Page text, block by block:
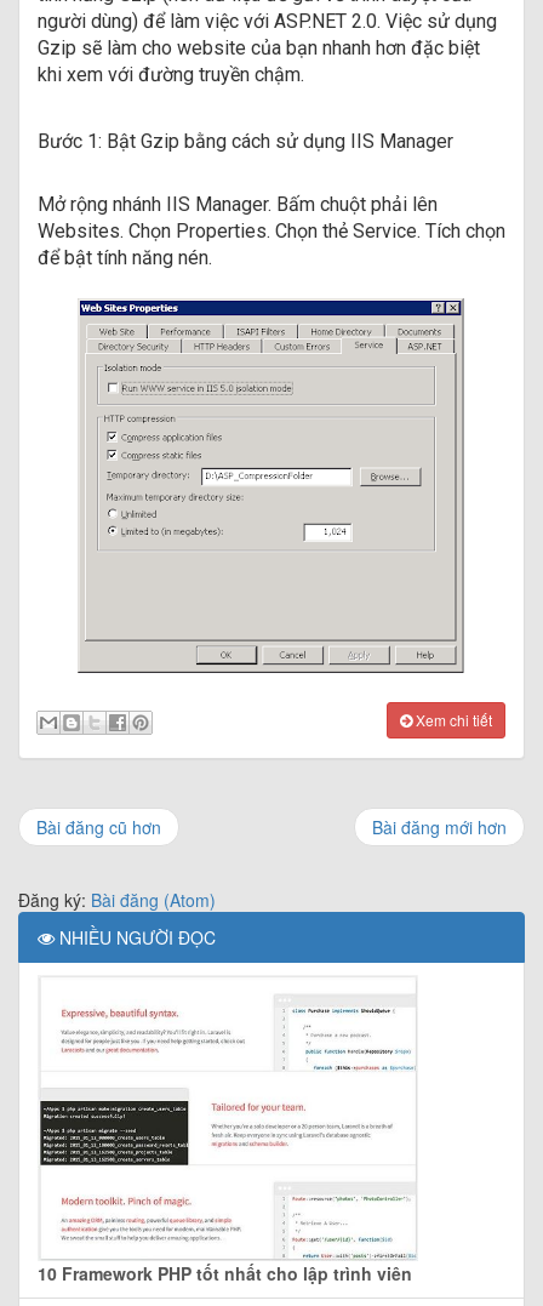
người dùng) để làm việc với ASP.NET 2.0. Việc sử dụng
Gzip sẽ làm cho website của bạn nhanh hơn đặc biệt
khi xem với đường truyền chậm.
Bước 1: Bật Gzip bằng cách sử dụng IIS Manager
Mở rộng nhánh IIS Manager. Bấm chuột phải lên
Websites. Chọn Properties. Chọn thẻ Service. Tích chọn
để bật tính năng nén.
Xem chi tiết
Bài đăng mới hơn
Bài đăng cũ hơn
Đăng ký: Bài đăng (Atom)
NHIỀU NGƯỜI ĐỌC
10 Framework PHP tốt nhất cho lập trình viên